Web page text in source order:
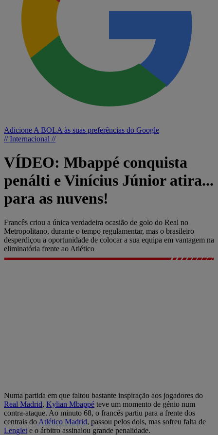
Adicione A BOLA às suas preferências do Google
// Internacional //
VÍDEO: Mbappé conquista
penálti e Vinícius Júnior atira...
para as nuvens!
Francês criou a única verdadeira ocasião de golo do Real no
Metropolitano, durante o tempo regulamentar, mas o brasileiro
desperdiçou a oportunidade de colocar a sua equipa em vantagem na
eliminatória frente ao Atlético
Numa partida em que faltou bastante inspiração aos jogadores do
Real Madrid, Kylian Mbappé teve um momento de génio num
contra-ataque. Ao minuto 68, o francês partiu para a frente dos
centrais do Atlético Madrid, passou pelos dois, mas sofreu falta de
Lenglet e o árbitro assinalou grande penalidade.